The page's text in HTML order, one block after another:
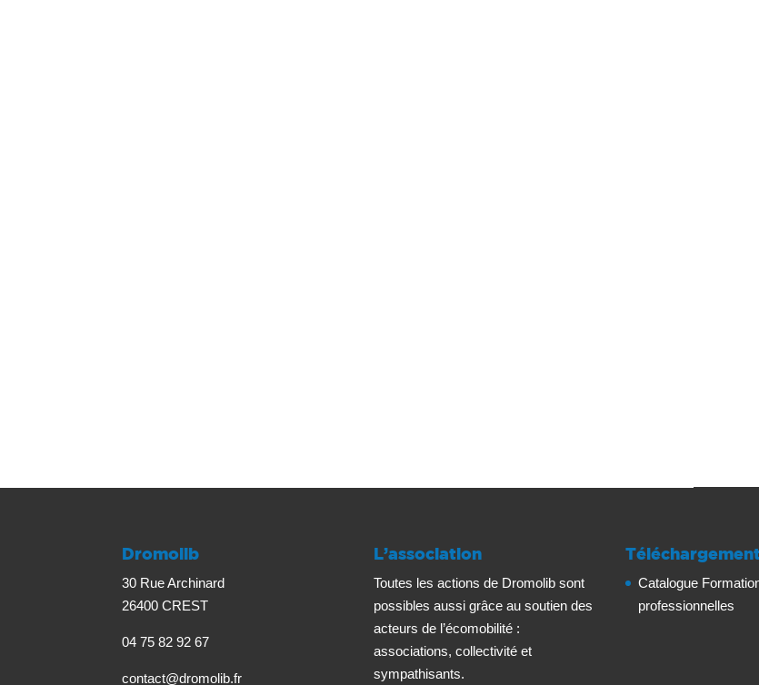
Dromolib
30 Rue Archinard
26400 CREST
04 75 82 92 67
contact@dromolib.fr
L’association
Toutes les actions de Dromolib sont
possibles aussi grâce au soutien des
acteurs de l’écomobilité :
associations, collectivité et
sympathisants.
Catalogue
professionnelles